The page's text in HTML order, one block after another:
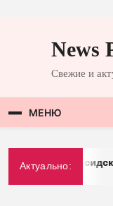
содержимомуNews
Свежие и
МЕНЮ
Актуально:
у стран